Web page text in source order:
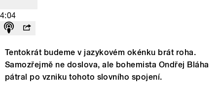
4:04
Tentokrát budeme v jazykovém okénku brát roha.
Samozřejmě ne doslova, ale bohemista Ondřej Bláha
pátral po vzniku tohoto slovního spojení.